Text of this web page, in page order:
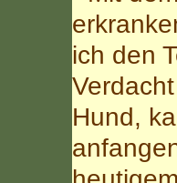
ich den
Hund,